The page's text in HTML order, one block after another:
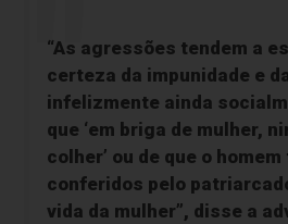
“As agressões tendem a
certeza da impunidade e
infelizmente ainda
que ‘em briga de mulher,
colher’ ou de que o
conferidos pelo
vida da mulher”, disse a